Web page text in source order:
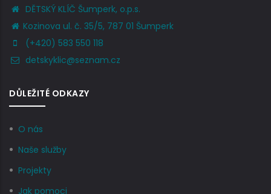
DĚTSKÝ KLÍČ Šumperk, o.p.s.
Kozinova ul. č. 35/5, 787 01 Šumperk
(+420) 583 550 118
detskyklic@seznam.cz
DŮLEŽITÉ ODKAZY
O nás
Naše služby
Projekty
Jak pomoci